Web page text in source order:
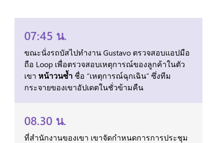
07:45 น.
ขณะนั่งรถบัสไปทำงาน Gustavo ตรวจสอบแอปมือ
ถือ Loop เพื่อตรวจสอบเหตุการณ์ของลูกค้าในตัว
เขา หน้าวนซ้ำ ชื่อ “เหตุการณ์ฉุกเฉิน” ซึ่งทีม
กระจายของเขาอัปเดตในชั่วข้ามคืน
08.30 น.
ที่สำนักงานของเขา เขาจัดกำหนดการการประชุม